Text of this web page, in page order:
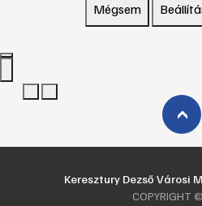
Mégsem
›
Keresztury Dezső Városi
COPYRIGHT